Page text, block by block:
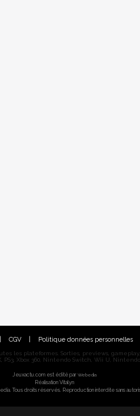
CGV Politique données personnelles
plateformes. Sorties, previews, gameplay,
PS3, Xbox 360, Nintendo Switch, Wii U, Nintendo
Jeuxactu.com est édité par Webedia
Réalisation Vitalyn
Tous droits réservés. Reproduction interdite sans